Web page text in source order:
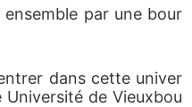
par une bour
dans cette univer
de Vieuxbou